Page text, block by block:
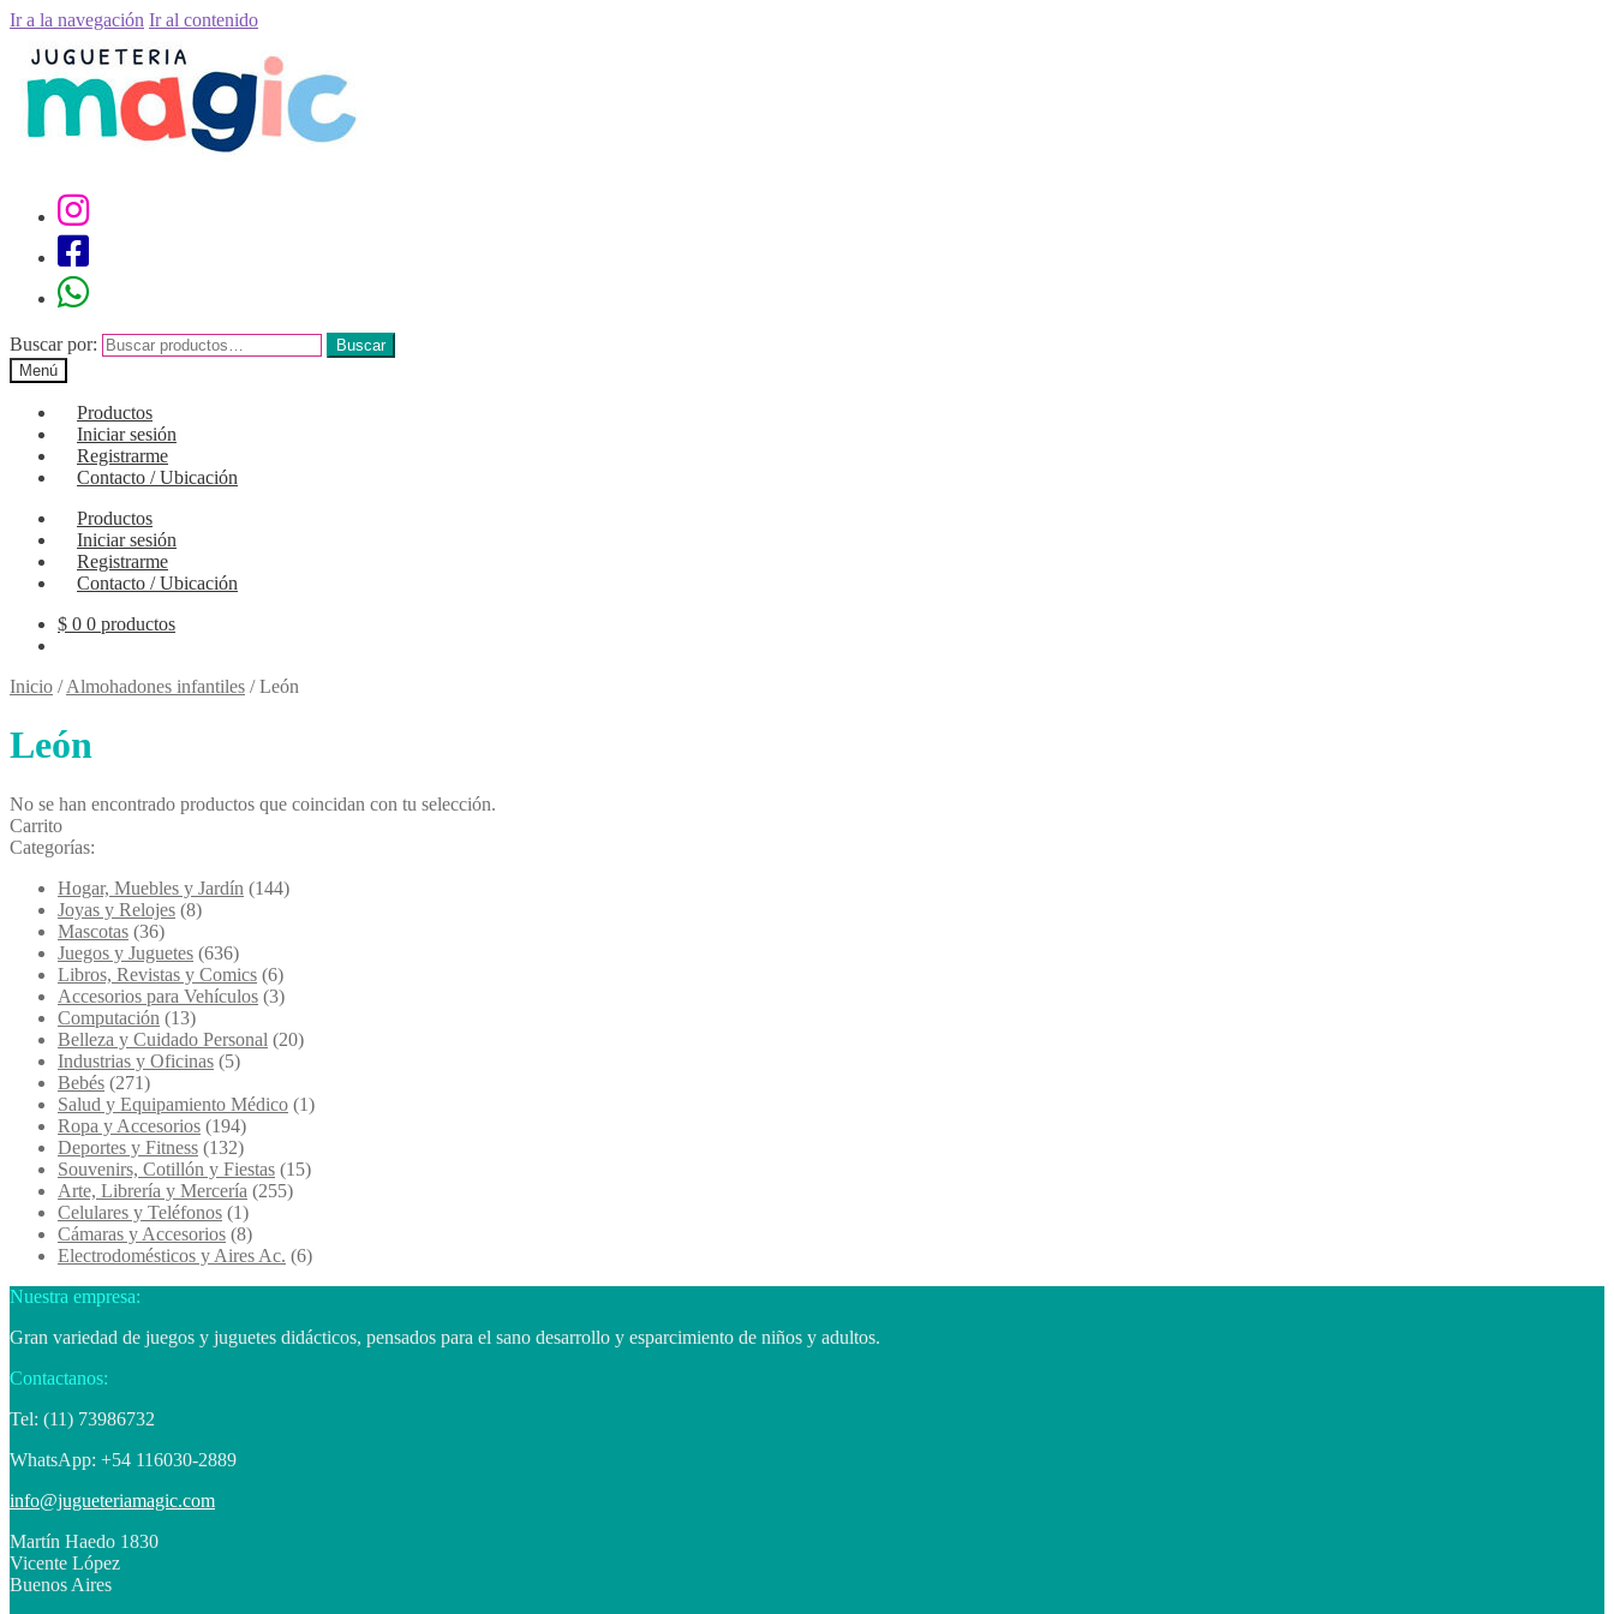
Ir a la navegación Ir al contenido
Buscar por:
Buscar
Menú
Productos
Iniciar sesión
Registrarme
Contacto / Ubicación
Productos
Iniciar sesión
Registrarme
Contacto / Ubicación
$ 0 0 productos
Inicio /Almohadones infantiles /León
León
No se han encontrado productos que coincidan con tu selección.
Carrito
Categorías:
Hogar, Muebles y Jardín (144)
Joyas y Relojes (8)
Mascotas (36)
Juegos y Juguetes (636)
Libros, Revistas y Comics (6)
Accesorios para Vehículos (3)
Computación (13)
Belleza y Cuidado Personal (20)
Industrias y Oficinas (5)
Bebés (271)
Salud y Equipamiento Médico (1)
Ropa y Accesorios (194)
Deportes y Fitness (132)
Souvenirs, Cotillón y Fiestas (15)
Arte, Librería y Mercería (255)
Celulares y Teléfonos (1)
Cámaras y Accesorios (8)
Electrodomésticos y Aires Ac. (6)
Nuestra empresa:
Gran variedad de juegos y juguetes didácticos, pensados para el sano desarrollo y esparcimiento de niños y adultos.
Contactanos:
Tel: (11) 73986732
WhatsApp: +54 116030-2889
info@jugueteriamagic.com
Martín Haedo 1830
Vicente López
Buenos Aires